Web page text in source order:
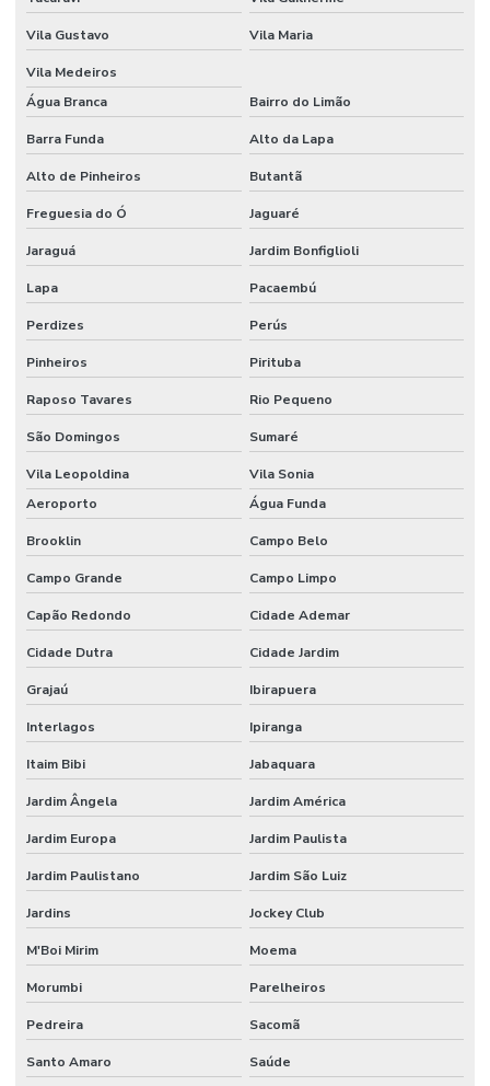
Vila Gustavo Vila Maria
Vila Medeiros
Água Branca
Bairro do Limão
Barra Funda Alto da Lapa
Alto de Pinheiros Butantã
Freguesia do Ó Jaguaré
Jaraguá Jardim Bonfiglioli
Lapa Pacaembú
Perdizes Perús
Pinheiros Pirituba
Raposo Tavares Rio Pequeno
São Domingos Sumaré
Vila Leopoldina
Vila Sonia
Aeroporto
Água Funda
Brooklin Campo Belo
Campo Grande Campo Limpo
Capão Redondo Cidade Ademar
Cidade Dutra Cidade Jardim
Grajaú Ibirapuera
Interlagos Ipiranga
Itaim Bibi Jabaquara
Jardim Ângela Jardim América
Jardim Europa Jardim Paulista
Jardim Paulistano Jardim São Luiz
Jardins Jockey Club
M'Boi Mirim Moema
Morumbi Parelheiros
Pedreira Sacomã
Santo Amaro Saúde